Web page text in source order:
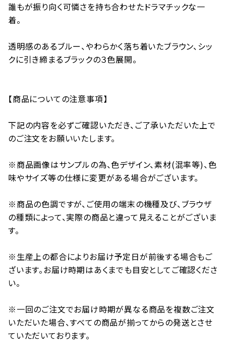
誰もが振り向く可憐さを持ち合わせたドラマチックな一
着。
透明感のあるブルー、やわらかく落ち着いたブラウン、シッ
クに引き締まるブラックの３色展開。
【商品についての注意事項】
下記の内容を必ずご確認いただき、ご了承いただいた上で
のご注文をお願いいたします。
※商品画像はサンプルの為、色デザイン、素材(混率等)、色
味やサイズ等の仕様に変更がある場合がございます。
※商品の色調ですが、ご使用の端末の機種及び、ブラウザ
の種類によって、実際の商品と違って見えることがございま
す。
※生産上の都合によりお届け予定日が前後する場合もご
ざいます。お届け時期はあくまでも目安としてご確認くださ
い。
※一回のご注文でお届け時期が異なる商品を複数ご注文
いただいた場合、すべての商品が揃ってからの発送とさせ
ていただいております。